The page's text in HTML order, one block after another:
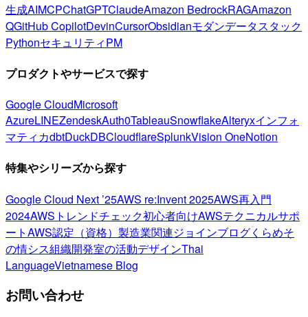
生成AIMCPChatGPTClaudeAmazon BedrockRAGAmazon
QGitHub CopilotDevinCursorObsidianモダンデータスタック
PythonセキュリティPM
プロダクトやサービスで探す
Google CloudMicrosoft
AzureLINEZendeskAuth0TableauSnowflakeAlteryxインフォ
マティカdbtDuckDBCloudflareSplunkVision OneNotion
特集やシリーズから探す
Google Cloud Next ’25AWS re:Invent 2025AWS再入門
2024AWSトレンドチェック初心者向けAWSテクニカルサポ
ートAWS認定（資格） 製造業関連ジョインブログくらめそ
の情シス組織開発室の活動デザインThai
LanguageVietnamese Blog
お問い合わせ